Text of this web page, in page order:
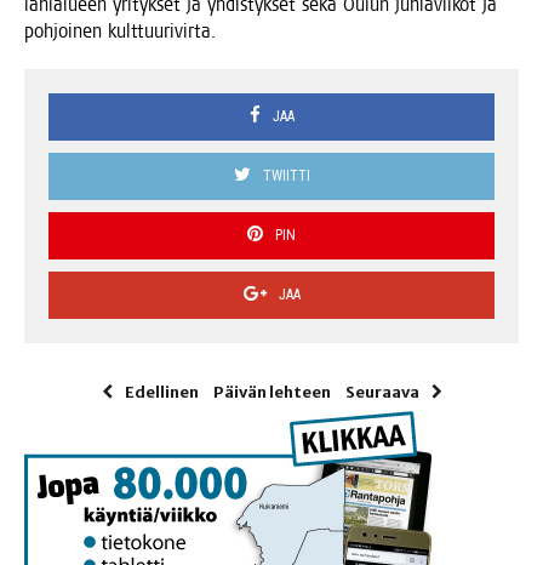
lähia­lu­een yri­tyk­set ja yhdis­tyk­set sekä Oulun juh­la­vii­kot ja
poh­joi­nen kulttuurivirta.
JAA
TWIITTI
PIN
JAA
Edellinen Päivän lehteen Seuraava